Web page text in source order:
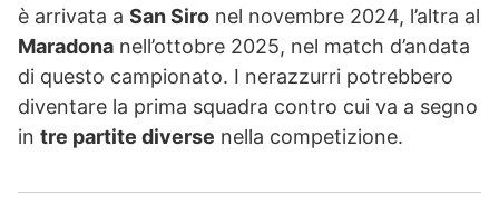
è arrivata a San Siro nel novembre 2024, l’altra al
Maradona nell’ottobre 2025, nel match d’andata
di questo campionato. I nerazzurri potrebbero
diventare la prima squadra contro cui va a segno
in tre partite diverse nella competizione.